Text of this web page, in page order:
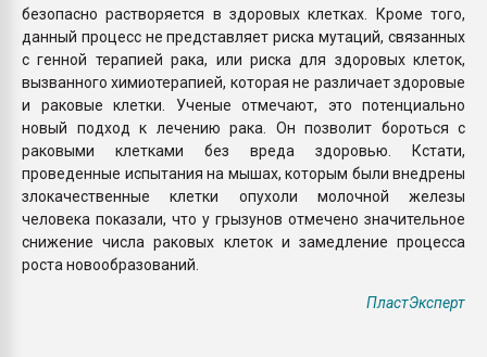
безопасно растворяется в здоровых клетках. Кроме того,
данный процесс не представляет риска мутаций, связанных
с генной терапией рака, или риска для здоровых клеток,
вызванного химиотерапией, которая не различает здоровые
и раковые клетки. Ученые отмечают, это потенциально
новый подход к лечению рака. Он позволит бороться с
раковыми клетками без вреда здоровью. Кстати,
проведенные испытания на мышах, которым были внедрены
злокачественные клетки опухоли молочной железы
человека показали, что у грызунов отмечено значительное
снижение числа раковых клеток и замедление процесса
роста новообразований.
ПластЭксперт